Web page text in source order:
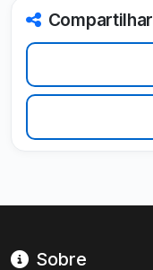
Compartilhar
Sobre